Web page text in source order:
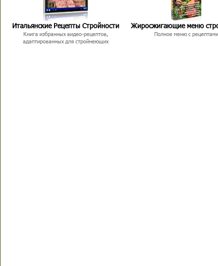
Итальянские Рецепты Стройности
Книга избранных видео-рецептов,
адаптированных для стройнеющих
Жиросжигающие меню
Полное меню с рецептами